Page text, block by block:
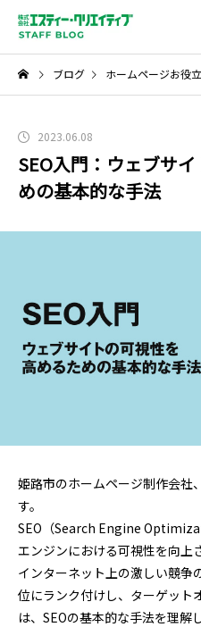
ブログ ホームページお役
2023.06.08
SEO入門：ウェブサ
めの基本的な手法
姫路市のホームページ制作会社
す。
SEO（Search Engine
エンジンにおける可視性を向上
インターネット上の激しい競争
位にランク付けし、ターゲット
は、SEOの基本的な手法を理解